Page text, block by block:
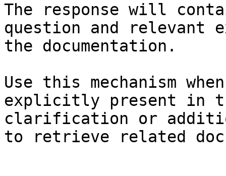
The response will
question and relevant
the documentation.
Use this mechanism
explicitly present in
clarification or